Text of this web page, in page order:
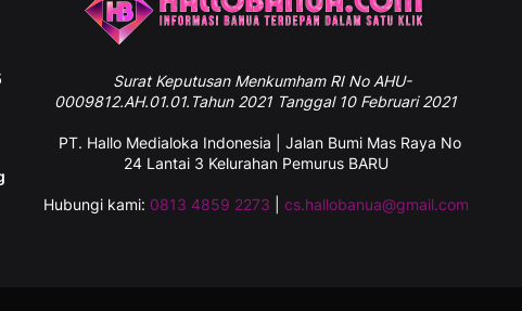
SuratKeputusan Menkumham RI No AHU-
0009812.AH.01.01.Tahun 2021 Tanggal 10 Februari 2021
PT. Hallo Medialoka Indonesia | Jalan Bumi Mas Raya No
24 Lantai 3 Kelurahan Pemurus BARU
Hubungi kami: 0813 4859 2273 cs.hallobanua@gmail.com